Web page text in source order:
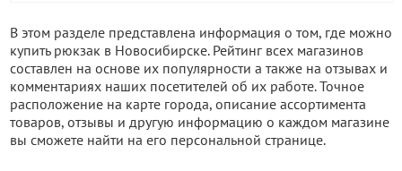
В этом разделе представлена информация о том, где можно
купить рюкзак в Новосибирске. Рейтинг всех магазинов
составлен на основе их популярности а также на отзывах и
комментариях наших посетителей об их работе. Точное
расположение на карте города, описание ассортимента
товаров, отзывы и другую информацию о каждом магазине
вы сможете найти на его персональной странице.